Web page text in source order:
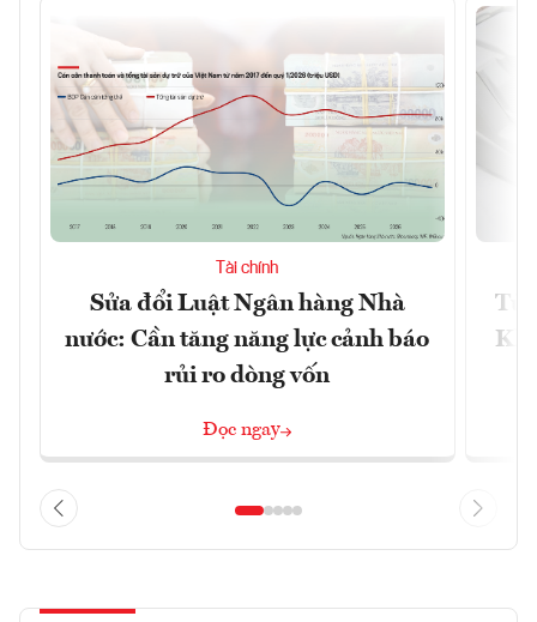
Tài chính
Sửa đổi Luật Ngân hàng Nhà
nước: Cần tăng năng lực cảnh báo
rủi ro dòng vốn
Đọc ngay
Từ